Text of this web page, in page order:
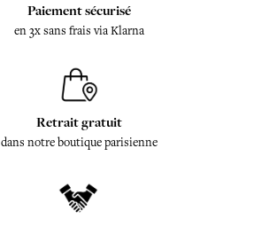
Paiement sécurisé
en 3x sans frais via Klarna
Retrait gratuit
dans notre boutique parisienne